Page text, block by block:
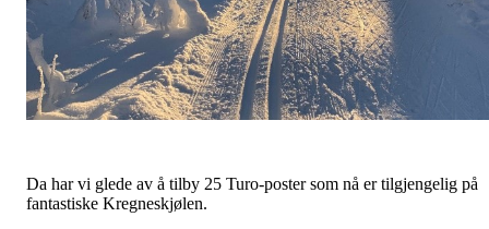
Da har vi glede av å tilby 25 Turo-poster som nå er tilgjengelig på
fantastiske Kregneskjølen.